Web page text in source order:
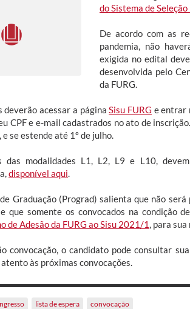
do Sistema de
De acordo com as
pandemia, não
exigida no edital
desenvolvida pelo
da FURG.
deverão acessar a página Sisu FURG e entrar
CPF e e-mail cadastrados no ato de
se estende até 1º de julho.
das modalidades L1, L2, L9 e L10,
disponível aqui
Graduação (Prograd) salienta que não
que somente os convocados na condição
de Adesão da FURG ao Sisu 2021/1 , para
convocação, o candidato pode consultar
às próximas convocações.
lista de espera convocação